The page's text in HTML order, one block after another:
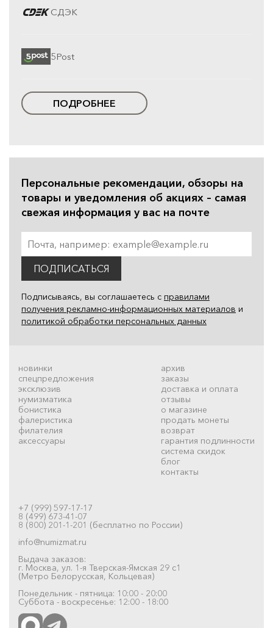
СДЭК
5Post
ПОДРОБНЕЕ
Персональные рекомендации, обзоры на
товары и уведомления об акциях – самая
свежая информация у вас на почте
ПОДПИСАТЬСЯ
Подписываясь, вы соглашаетесь с правилами
получения рекламно-информационных материалов и
политикой обработки персональных данных
новинки
спецпредложения
эксклюзив
нумизматика
бонистика
фалеристика
филателия
аксессуары
архив
заказы
доставка и оплата
отзывы
о магазине
продать монеты
возврат
гарантия подлинности
система скидок
блог
контакты
+7 (999) 597-17-17
8 (499) 673-41-07
8 (800) 201-1-201 (бесплатно по России)
info@numizmat.ru
Выдача заказов:
г. Москва, ул. 1-я Тверская-Ямская 29 с1
(Метро Белорусская, Кольцевая)
Понедельник - пятница: 10:00 - 20:00
Суббота - воскресенье: 12:00 - 18:00